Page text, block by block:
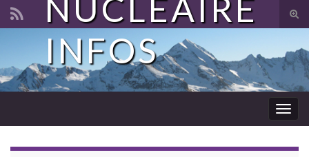
Search for:
NUCLÉAIRE
INFOS